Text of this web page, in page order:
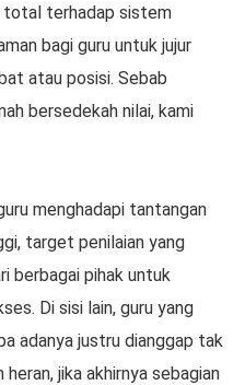
total terhadap sistem
bagi guru untuk jujur
atau posisi. Sebab
bersedekah nilai, kami
menghadapi tantangan
target penilaian yang
berbagai pihak untuk
. Di sisi lain, guru yang
adanya justru dianggap tak
jika akhirnya sebagian